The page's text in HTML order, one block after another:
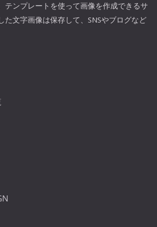
テンプレートを使って画像を作成できるサ
た文字画像は保存して、SNSやブログなど